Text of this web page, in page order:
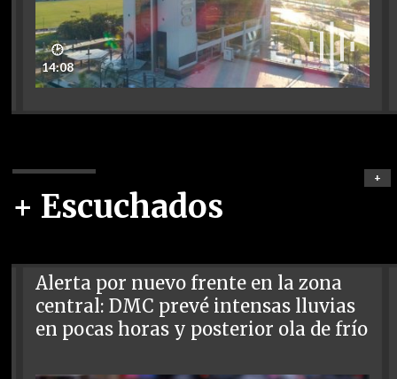
🕑
14:08
+ Escuchados
+
Alerta por nuevo frente en la zona
central: DMC prevé intensas lluvias
en pocas horas y posterior ola de frío